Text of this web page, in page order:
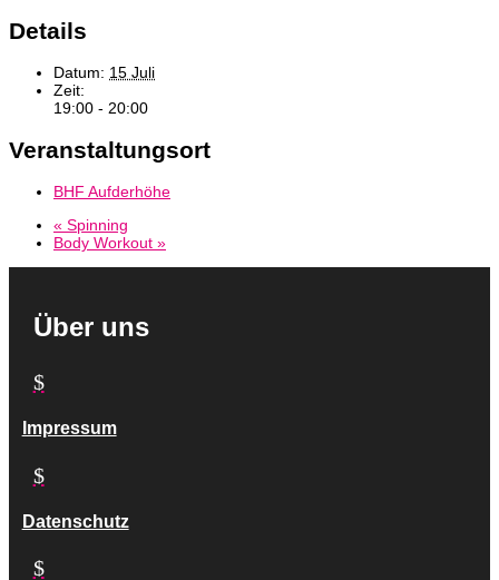
Details
Datum: 15 Juli
Zeit:
19:00 - 20:00
Veranstaltungsort
BHF Aufderhöhe
« Spinning
Body Workout »
Über uns
$
Impressum
$
Datenschutz
$